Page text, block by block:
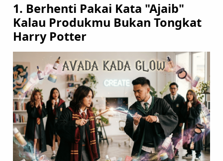
Body Care
Hair Care
Men Skincare
1. Berhenti Pakai Kata "Ajaib"
Kalau Produkmu Bukan Tongkat
Harry Potter